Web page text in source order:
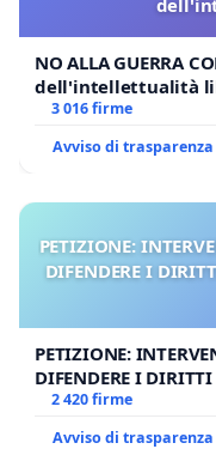
NO ALLA GUERRA
dell'intellettualità
3 016 firme
Avviso di trasparenza
PETIZIONE:
DIFENDERE I
PETIZIONE:
DIFENDERE I DIRITTI
UDG)
2 420 firme
Avviso di trasparenza